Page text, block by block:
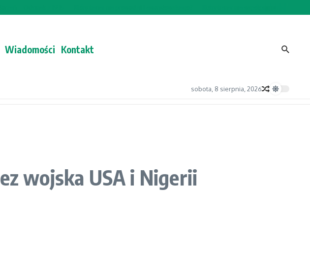
Wiadomości Kontakt
sobota, 8 sierpnia, 2026
wojska USA i Nigerii